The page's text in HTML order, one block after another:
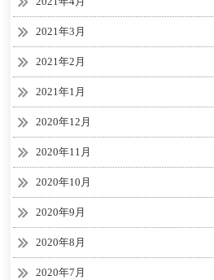
2021年3月
2021年2月
2021年1月
2020年12月
2020年11月
2020年10月
2020年9月
2020年8月
2020年7月